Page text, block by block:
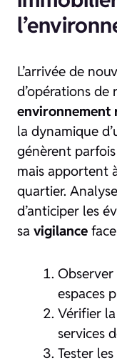
L’arrivée de
d’opérations de
environnement
la dynamique
génèrent
mais apportent
quartier.
d’anticiper les
sa vigilance
Observer
espaces
Vérifier
services
Tester